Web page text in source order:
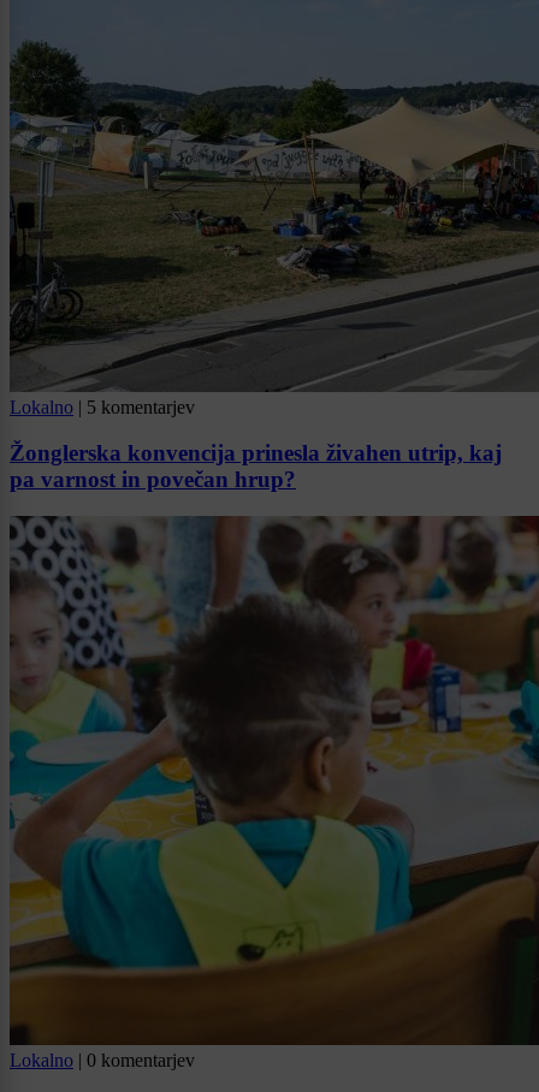
Lokalno | 5 komentarjev
Žonglerska konvencija prinesla živahen utrip, kaj
pa varnost in povečan hrup?
Lokalno | 0 komentarjev